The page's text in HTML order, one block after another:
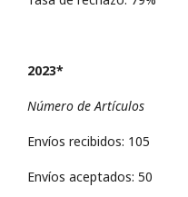
2023*
Número de Artículos
Envíos recibidos: 105
Envíos aceptados: 50